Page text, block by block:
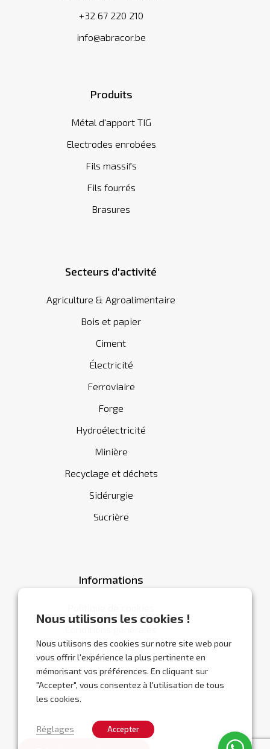
Nous utilisons les cookies !
Nous utilisons des cookies sur notre site web pour
vous offrir l'expérience la plus pertinente en
mémorisant vos préférences. En cliquant sur
"Accepter", vous consentez à l'utilisation de tous
les cookies.
Réglages Accepter
+32 67 220 210
info@abracor.be
Produits
Métal d'apport TIG
Electrodes enrobées
Fils massifs
Fils fourrés
Brasures
Secteurs d'activité
Agriculture & Agroalimentaire
Bois et papier
Ciment
Électricité
Ferroviaire
Forge
Hydroélectricité
Minière
Recyclage et déchets
Sidérurgie
Sucrière
Informations
Nous contacter